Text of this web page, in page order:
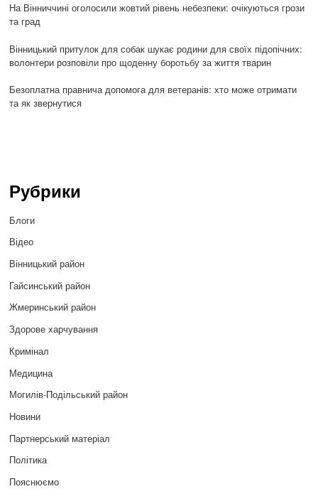
На Вінниччині оголосили жовтий рівень небезпеки: очікуються грози
та град
Вінницький притулок для собак шукає родини для своїх підопічних:
волонтери розповіли про щоденну боротьбу за життя тварин
Безоплатна правнича допомога для ветеранів: хто може отримати
та як звернутися
Рубрики
Блоги
Відео
Вінницький район
Гайсинський район
Жмеринський район
Здорове харчування
Кримінал
Медицина
Могилів-Подільський район
Новини
Партнерський матеріал
Політика
Пояснюємо